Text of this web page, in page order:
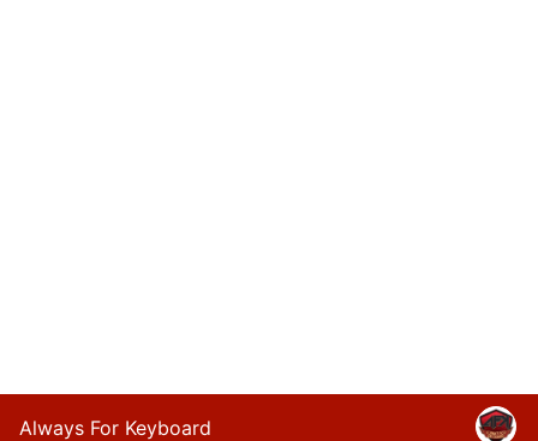
Always For Keyboard